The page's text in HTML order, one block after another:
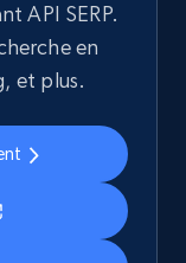
API SERP.
en
et plus.